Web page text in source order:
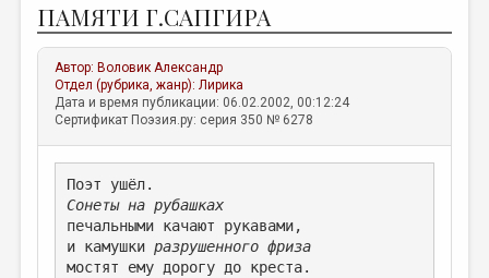
ЖАНРЫ
АВТОРЫ
КОММЕНТАРИИ
ЛИТСАЛОН
НОВОСТИ
ПРАВИЛА САЙТА
ОТДЕЛЫ И РУБРИКИ
ПАМЯТИ Г.САПГИРА
Автор: Воловик Александр
Отдел (рубрика, жанр):Лирика
Дата и время публикации: 06.02.2002, 00:12:24
Сертификат Поэзия.ру: серия 350 № 6278
Поэт ушёл.
Сонеты на рубашках
печальными качают рукавами,
и камушки разрушенного фриза
мостят ему дорогу до креста.